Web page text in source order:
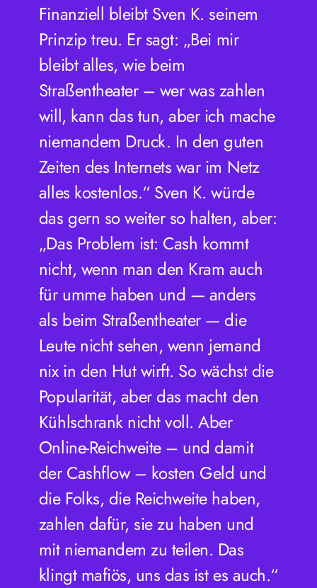
Finanziell bleibt Sven K. seinem
Prinzip treu. Er sagt: „Bei mir
bleibt alles, wie beim
Straßentheater – wer was zahlen
will, kann das tun, aber ich mache
niemandem Druck. In den guten
Zeiten des Internets war im Netz
alles kostenlos.“ Sven K. würde
das gern so weiter so halten, aber:
„Das Problem ist: Cash kommt
nicht, wenn man den Kram auch
für umme haben und — anders
als beim Straßentheater — die
Leute nicht sehen, wenn jemand
nix in den Hut wirft. So wächst die
Popularität, aber das macht den
Kühlschrank nicht voll. Aber
Online-Reichweite – und damit
der Cashflow – kosten Geld und
die Folks, die Reichweite haben,
zahlen dafür, sie zu haben und
mit niemandem zu teilen. Das
klingt mafiös, uns das ist es auch.“